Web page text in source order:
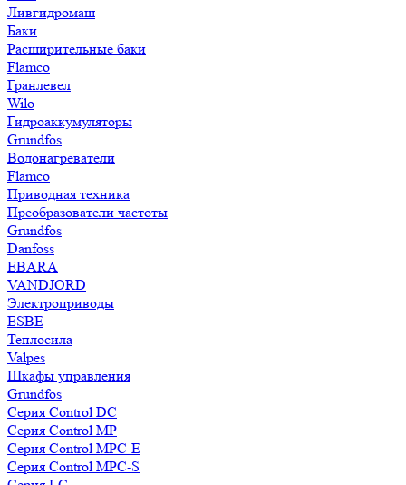
Ливгидромаш
Баки
Расширительные баки
Flamco
Гранлевел
Wilo
Гидроаккумуляторы
Grundfos
Водонагреватели
Flamco
Приводная техника
Преобразователи частоты
Grundfos
Danfoss
EBARA
VANDJORD
Электроприводы
ESBE
Теплосила
Valpes
Шкафы управления
Grundfos
Серия Control DC
Серия Control MP
Серия Control MPC-E
Серия Control MPC-S